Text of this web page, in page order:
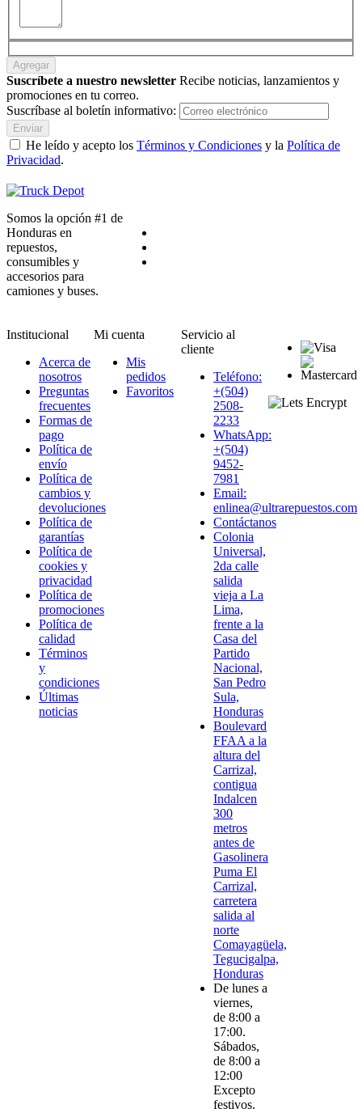
Agregar
Suscríbete a nuestro newsletter Recibe noticias, lanzamientos y
promociones en tu correo.
Suscríbase al boletín informativo:
Enviar
He leído y acepto los Términos y Condiciones y la Política de
Privacidad.
Somos la opción #1 de
Honduras en
repuestos,
consumibles y
accesorios para
camiones y buses.
Institucional
Acerca de
nosotros
Preguntas
frecuentes
Formas de
pago
Política de
envío
Política de
cambios y
devoluciones
Política de
garantías
Política de
cookies y
privacidad
Política de
promociones
Política de
calidad
Términos
y
condiciones
Últimas
noticias
Mi cuenta
Mis
pedidos
Favoritos
Servicio al
cliente
Teléfono:
+(504)
2508-
2233
WhatsApp:
+(504)
9452-
7981
Email:
enlinea@ultrarepuestos.com
Contáctanos
Colonia
Universal,
2da calle
salida
vieja a La
Lima,
frente a la
Casa del
Partido
Nacional,
San Pedro
Sula,
Honduras
Boulevard
FFAA a la
altura del
Carrizal,
contigua
Indalcen
300
metros
antes de
Gasolinera
Puma El
Carrizal,
carretera
salida al
norte
Comayagüela,
Tegucigalpa,
Honduras
De lunes a
viernes,
de 8:00 a
17:00.
Sábados,
de 8:00 a
12:00
Excepto
festivos.